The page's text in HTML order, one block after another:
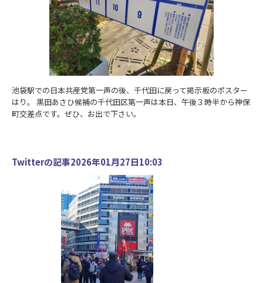
池袋駅での日本共産党第一声の後、千代田に戻って掲示板のポスター
はり。 黒田あさひ候補の千代田区第一声は本日、午後３時半から神保
町交差点です。ぜひ、お出で下さい。
Twitterの記事2026年01月27日10:03